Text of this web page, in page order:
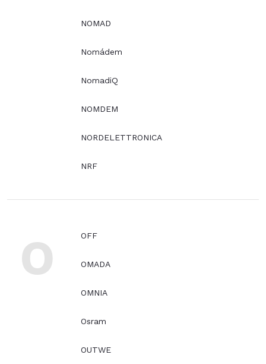
NOMAD
Nomádem
NomadiQ
NOMDEM
NORDELETTRONICA
NRF
O OFF
OMADA
OMNIA
Osram
OUTWE